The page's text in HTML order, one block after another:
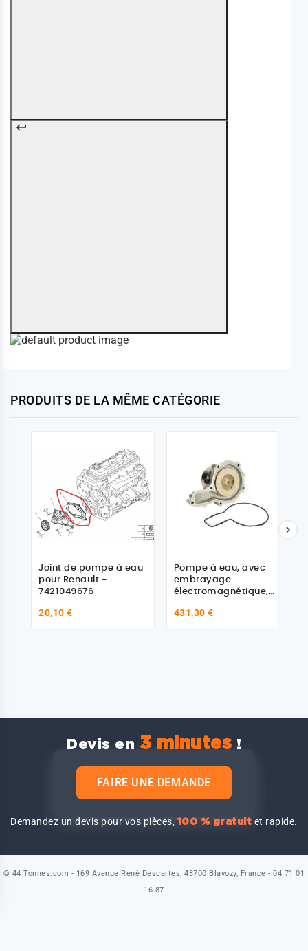
PRODUITS DE LA MÊME CATÉGORIE
Joint de pompe à eau
pour Renault -
7421049676
20,10 €
Pompe à eau, avec
embrayage
électromagnétique,
431,30 €

Devis en 3 minutes !
FAIRE UNE DEMANDE
Demandez un devis pour vos pièces,100 % gratuit et rapide.
© 44 Tonnes.com - 169 Avenue René Descartes, 43700 Blavozy, France - 04 71 01
16 87